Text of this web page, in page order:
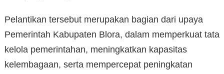
Pelantikan tersebut merupakan bagian dari upaya
Pemerintah Kabupaten Blora, dalam memperkuat tata
kelola pemerintahan, meningkatkan kapasitas
kelembagaan, serta mempercepat peningkatan